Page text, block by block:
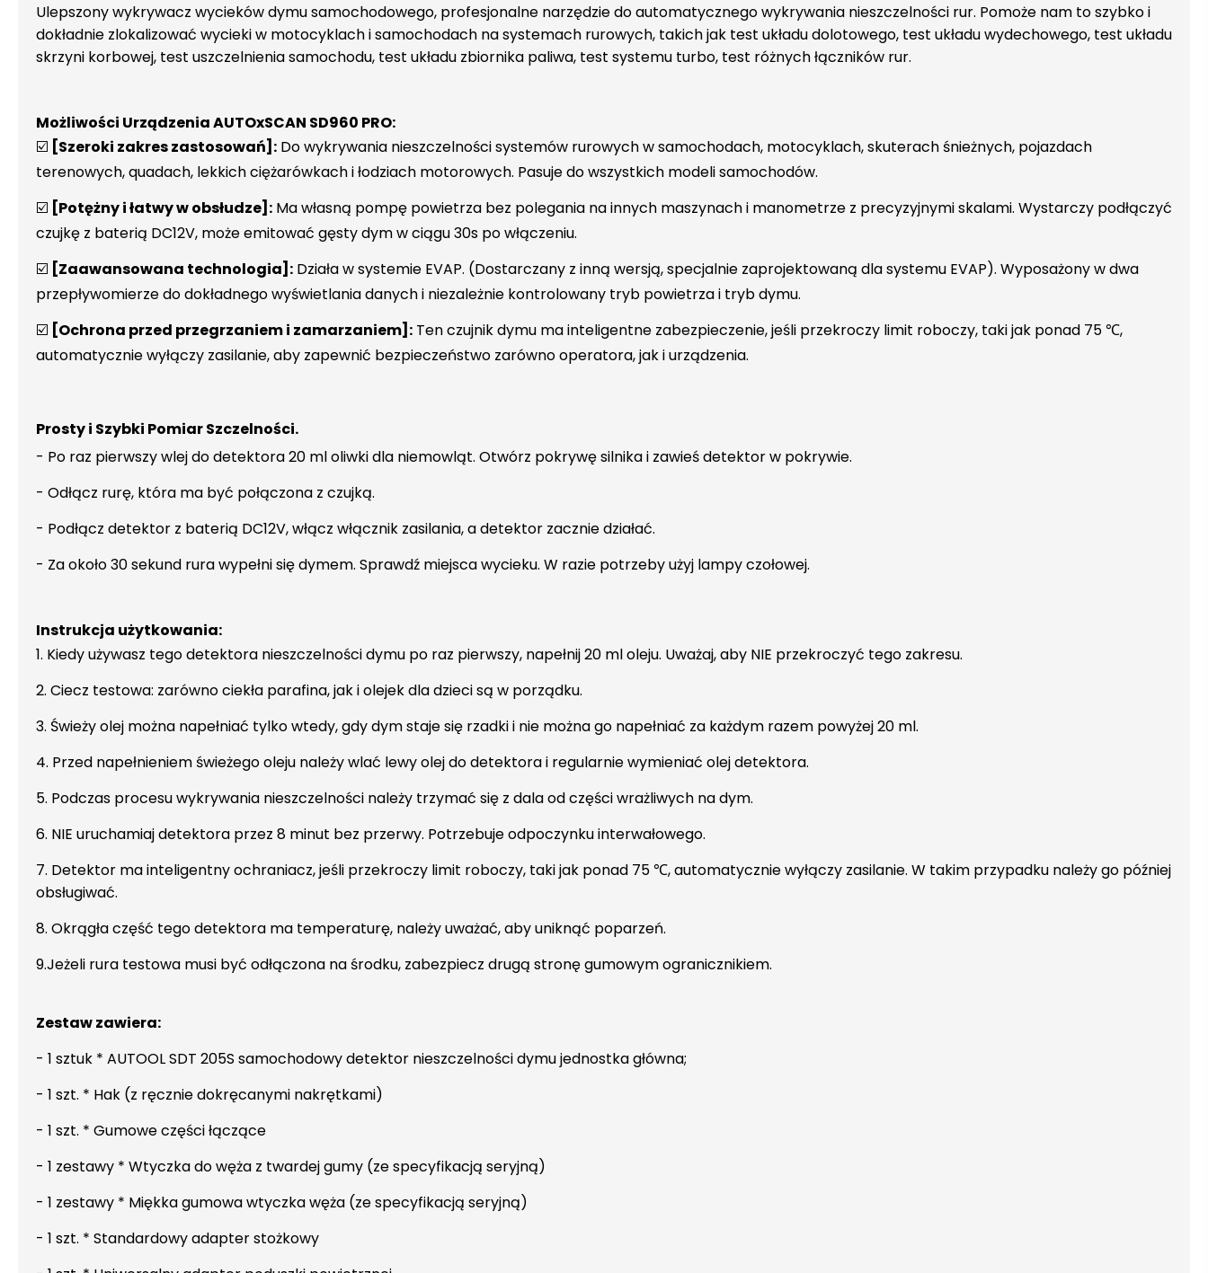
Ulepszony wykrywacz wycieków dymu samochodowego, profesjonalne narzędzie do automatycznego wykrywania nieszczelności rur. Pomoże nam to szybko i
dokładnie zlokalizować wycieki w motocyklach i samochodach na systemach rurowych, takich jak test układu dolotowego, test układu wydechowego, test układu
skrzyni korbowej, test uszczelnienia samochodu, test układu zbiornika paliwa, test systemu turbo, test różnych łączników rur.
Możliwości Urządzenia AUTOxSCAN SD960 PRO:
☑️ [Szeroki zakres zastosowań]: Do wykrywania nieszczelności systemów rurowych w samochodach, motocyklach, skuterach śnieżnych, pojazdach
terenowych, quadach, lekkich ciężarówkach i łodziach motorowych. Pasuje do wszystkich modeli samochodów.
☑️ [Potężny i łatwy w obsłudze]: Ma własną pompę powietrza bez polegania na innych maszynach i manometrze z precyzyjnymi skalami. Wystarczy podłączyć
czujkę z baterią DC12V, może emitować gęsty dym w ciągu 30s po włączeniu.
☑️ [Zaawansowana technologia]: Działa w systemie EVAP. (Dostarczany z inną wersją, specjalnie zaprojektowaną dla systemu EVAP). Wyposażony w dwa
przepływomierze do dokładnego wyświetlania danych i niezależnie kontrolowany tryb powietrza i tryb dymu.
☑️ [Ochrona przed przegrzaniem i zamarzaniem]: Ten czujnik dymu ma inteligentne zabezpieczenie, jeśli przekroczy limit roboczy, taki jak ponad 75 ℃,
automatycznie wyłączy zasilanie, aby zapewnić bezpieczeństwo zarówno operatora, jak i urządzenia.
Prosty i Szybki Pomiar Szczelności.
- Po raz pierwszy wlej do detektora 20 ml oliwki dla niemowląt. Otwórz pokrywę silnika i zawieś detektor w pokrywie.
- Odłącz rurę, która ma być połączona z czujką.
- Podłącz detektor z baterią DC12V, włącz włącznik zasilania, a detektor zacznie działać.
- Za około 30 sekund rura wypełni się dymem. Sprawdź miejsca wycieku. W razie potrzeby użyj lampy czołowej.
Instrukcja użytkowania:
1. Kiedy używasz tego detektora nieszczelności dymu po raz pierwszy, napełnij 20 ml oleju. Uważaj, aby NIE przekroczyć tego zakresu.
2. Ciecz testowa: zarówno ciekła parafina, jak i olejek dla dzieci są w porządku.
3. Świeży olej można napełniać tylko wtedy, gdy dym staje się rzadki i nie można go napełniać za każdym razem powyżej 20 ml.
4. Przed napełnieniem świeżego oleju należy wlać lewy olej do detektora i regularnie wymieniać olej detektora.
5. Podczas procesu wykrywania nieszczelności należy trzymać się z dala od części wrażliwych na dym.
6. NIE uruchamiaj detektora przez 8 minut bez przerwy. Potrzebuje odpoczynku interwałowego.
7. Detektor ma inteligentny ochraniacz, jeśli przekroczy limit roboczy, taki jak ponad 75 ℃, automatycznie wyłączy zasilanie. W takim przypadku należy go później
obsługiwać.
8. Okrągła część tego detektora ma temperaturę, należy uważać, aby uniknąć poparzeń.
9.Jeżeli rura testowa musi być odłączona na środku, zabezpiecz drugą stronę gumowym ogranicznikiem.
Zestaw zawiera:
- 1 sztuk * AUTOOL SDT 205S samochodowy detektor nieszczelności dymu jednostka główna;
- 1 szt. * Hak (z ręcznie dokręcanymi nakrętkami)
- 1 szt. * Gumowe części łączące
- 1 zestawy * Wtyczka do węża z twardej gumy (ze specyfikacją seryjną)
- 1 zestawy * Miękka gumowa wtyczka węża (ze specyfikacją seryjną)
- 1 szt. * Standardowy adapter stożkowy